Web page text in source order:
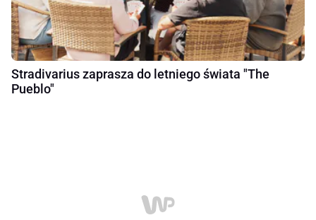
Stradivarius zaprasza do letniego świata "The
Pueblo"